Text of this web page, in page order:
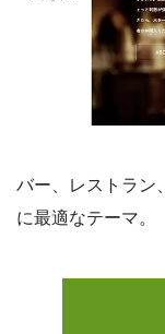
バー、レストラン
に最適なテーマ。